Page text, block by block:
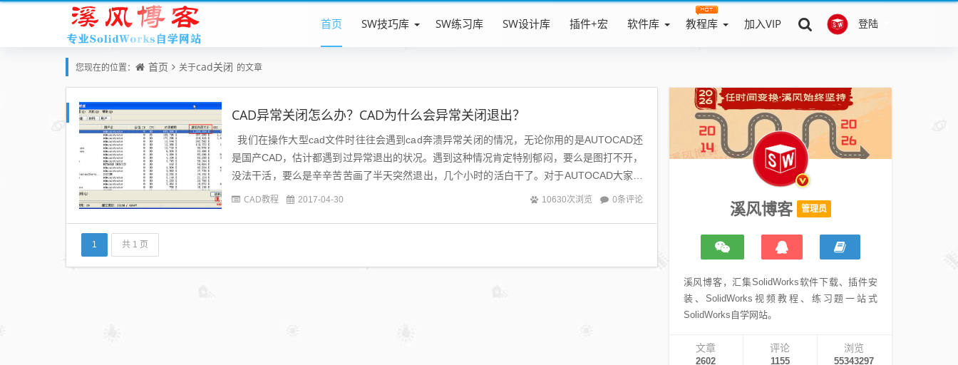
登陆
首页 SW技巧库 SW练习库 SW设计库 插件+宏 软件库 教程库 加入VIP
您现在的位置： 首页 关于cad关闭 的文章
CAD异常关闭怎么办？CAD为什么会异常关闭退出？
我们在操作大型cad文件时往往会遇到cad奔溃异常关闭的情况，无论你用的是AUTOCAD还
是国产CAD，估计都遇到过异常退出的状况。遇到这种情况肯定特别郁闷，要么是图打不开，
没法干活，要么是辛辛苦苦画了半天突然退出，几个小时的活白干了。对于AUTOCAD大家可
能会容忍一点，会想是不是自...
CAD教程 2017-04-30 10630次浏览 0条评论
1 共 1 页
溪风博客 管理员
溪风博客，汇集SolidWorks软件下载、插件安
装、SolidWorks视频教程、练习题一站式
SolidWorks自学网站。
文章
2602
评论
1155
浏览
55343297